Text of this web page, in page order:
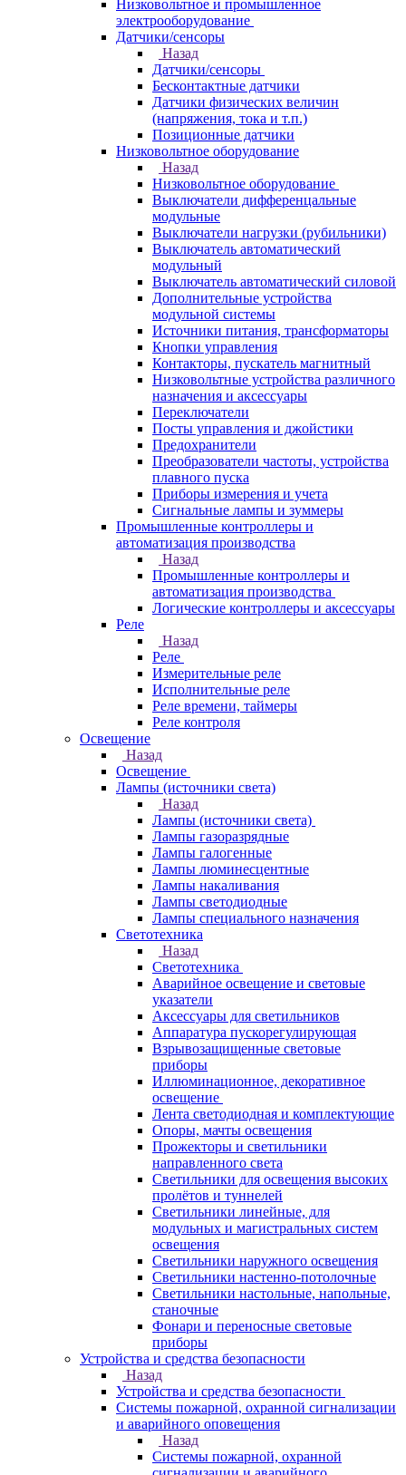
Низковольтное и промышленное
электрооборудование
Датчики/сенсоры
Назад
Датчики/сенсоры
Бесконтактные датчики
Датчики физических величин
(напряжения, тока и т.п.)
Позиционные датчики
Низковольтное оборудование
Назад
Низковольтное оборудование
Выключатели дифференцальные
модульные
Выключатели нагрузки (рубильники)
Выключатель автоматический
модульный
Выключатель автоматический силовой
Дополнительные устройства
модульной системы
Источники питания, трансформаторы
Кнопки управления
Контакторы, пускатель магнитный
Низковольтные устройства различного
назначения и аксессуары
Переключатели
Посты управления и джойстики
Предохранители
Преобразователи частоты, устройства
плавного пуска
Приборы измерения и учета
Сигнальные лампы и зуммеры
Промышленные контроллеры и
автоматизация производства
Назад
Промышленные контроллеры и
автоматизация производства
Логические контроллеры и аксессуары
Реле
Назад
Реле
Измерительные реле
Исполнительные реле
Реле времени, таймеры
Реле контроля
Освещение
Назад
Освещение
Лампы (источники света)
Назад
Лампы (источники света)
Лампы газоразрядные
Лампы галогенные
Лампы люминесцентные
Лампы накаливания
Лампы светодиодные
Лампы специального назначения
Светотехника
Назад
Светотехника
Аварийное освещение и световые
указатели
Аксессуары для светильников
Аппаратура пускорегулирующая
Взрывозащищенные световые
приборы
Иллюминационное, декоративное
освещение
Лента светодиодная и комплектующие
Опоры, мачты освещения
Прожекторы и светильники
направленного света
Светильники для освещения высоких
пролётов и туннелей
Светильники линейные, для
модульных и магистральных систем
освещения
Светильники наружного освещения
Светильники настенно-потолочные
Светильники настольные, напольные,
станочные
Фонари и переносные световые
приборы
Устройства и средства безопасности
Назад
Устройства и средства безопасности
Системы пожарной, охранной сигнализации
и аварийного оповещения
Назад
Системы пожарной, охранной